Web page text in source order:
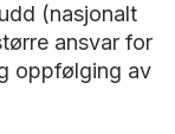
(nasjonalt
ansvar for
oppfølging av